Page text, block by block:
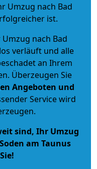
Umzug nach Bad
ist.
nach Bad
verläuft und alle
an Ihrem
Überzeugen Sie
Angeboten und
Service wird
sind, Ihr Umzug
am Taunus